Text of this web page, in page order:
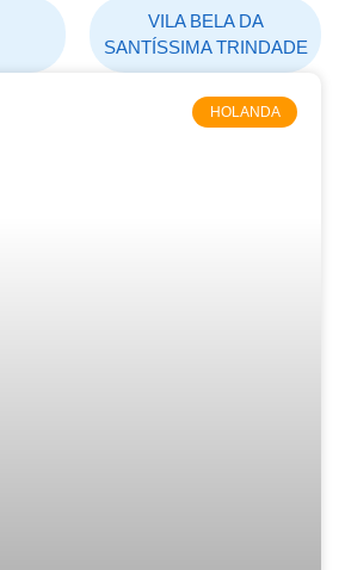
VILA BELA DA
SANTÍSSIMA TRINDADE
HOLANDA